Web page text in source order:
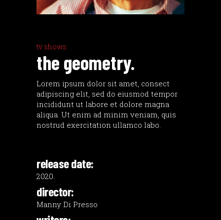
tv shows
the geometry.
Lorem ipsum dolor sit amet, consect
adipiscing elit, sed do eiusmod tempor
incididunt ut labore et dolore magna
aliqua. Ut enim ad minim veniam, quis
nostrud exercitation ullamco labo.
release date:
2020.
director:
Manny Di Presso